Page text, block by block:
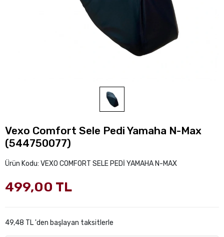
Vexo Comfort Sele Pedi Yamaha N-Max
(544750077)
Ürün Kodu: VEXO COMFORT SELE PEDİ YAMAHA N-MAX
499,00 TL
49,48 TL 'den başlayan taksitlerle